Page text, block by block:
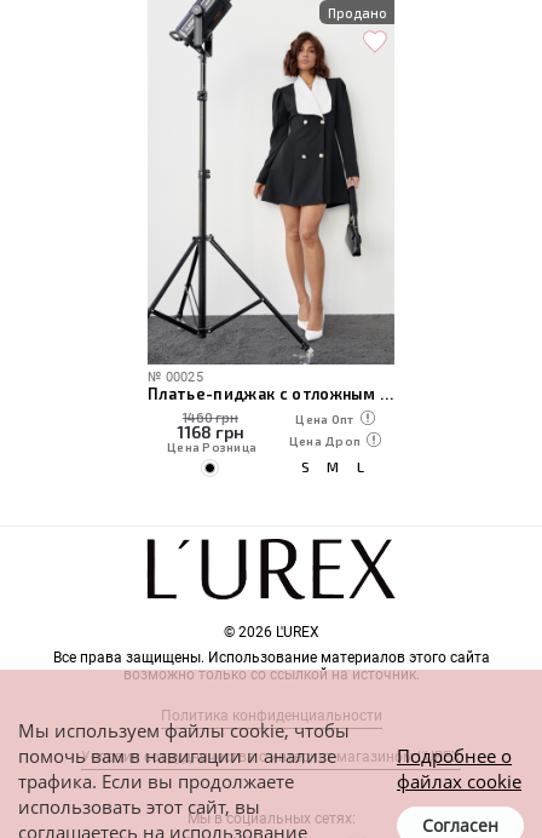
Продано
№ 00025
Платье-пиджак с отложным воротником
1460 грн
1168 грн
Цена Розница
Цена Опт
Цена Дроп
S M L
© 2026 L'UREX
Все права защищены. Использование материалов этого сайта
возможно только со ссылкой на источник.
Политика конфиденциальности
Условия сотрудничества с интернет-магазином L'UREX
Мы в социальных сетях:
Мы используем файлы cookie, чтобы
помочь вам в навигации и анализе
трафика. Если вы продолжаете
использовать этот сайт, вы
соглашаетесь на использование
Подробнее о
файлах cookie
Согласен